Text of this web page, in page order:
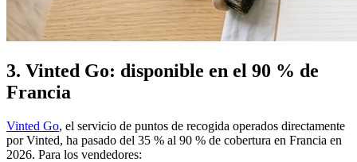
3. Vinted Go: disponible en el 90 % de
Francia
Vinted Go, el servicio de puntos de recogida operados directamente
por Vinted, ha pasado del 35 % al 90 % de cobertura en Francia en
2026. Para los vendedores: